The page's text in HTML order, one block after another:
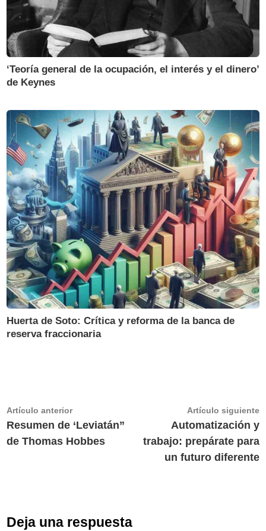
‘Teoría general de la ocupación, el interés y el dinero’
de Keynes
Huerta de Soto: Crítica y reforma de la banca de
reserva fraccionaria
Navegación
de
entradas
Artículo anteriorArtículo
anterior:
Resumen de ‘Leviatán”
de Thomas Hobbes
Artículo siguiente
Automatización y
trabajo: prepárate para
un futuro diferente
Deja una respuesta